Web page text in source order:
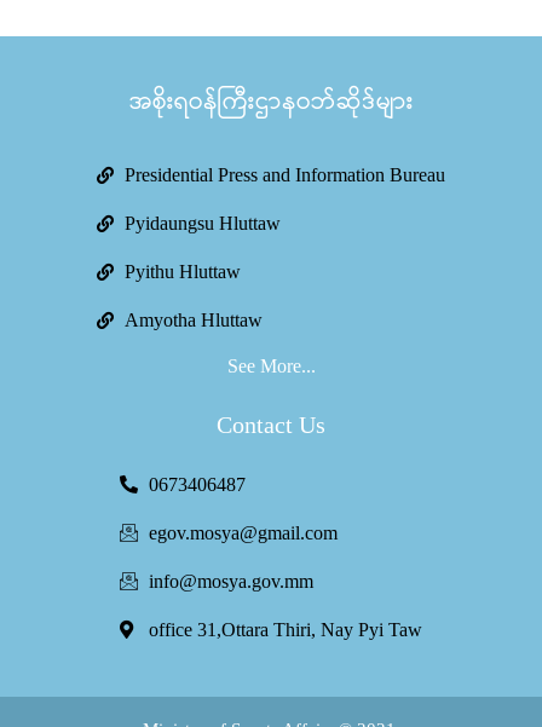
အစိုးရဝန်ကြီးဌာနဝဘ်ဆိုဒ်များ
Presidential Press and Information Bureau
Pyidaungsu Hluttaw
Pyithu Hluttaw
Amyotha Hluttaw
See More...
Contact Us
0673406487
egov.mosya@gmail.com
info@mosya.gov.mm
office 31,Ottara Thiri, Nay Pyi Taw